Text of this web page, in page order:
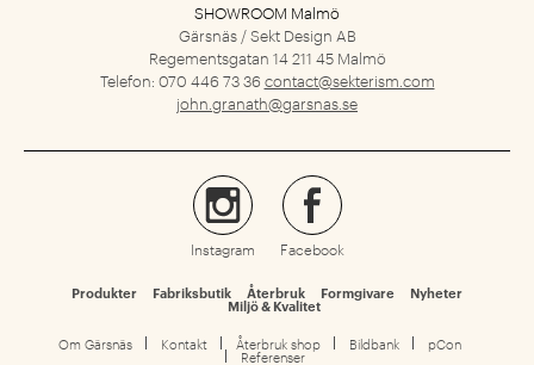
SHOWROOM Malmö
Gärsnäs / Sekt Design AB
Regementsgatan 14211 45 Malmö
Telefon: 070 446 73 36 contact@sekterism.com
john.granath@garsnas.se
Instagram Facebook
Produkter Fabriksbutik Återbruk Formgivare Nyheter
Miljö & Kvalitet
Om Gärsnäs Kontakt Återbruk shop Bildbank pCon
Referenser